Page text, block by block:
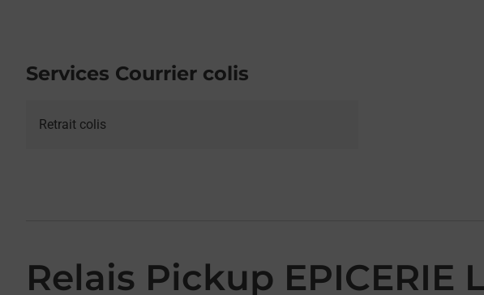
Services Courrier colis
Retrait colis
Relais Pickup EPICERIE